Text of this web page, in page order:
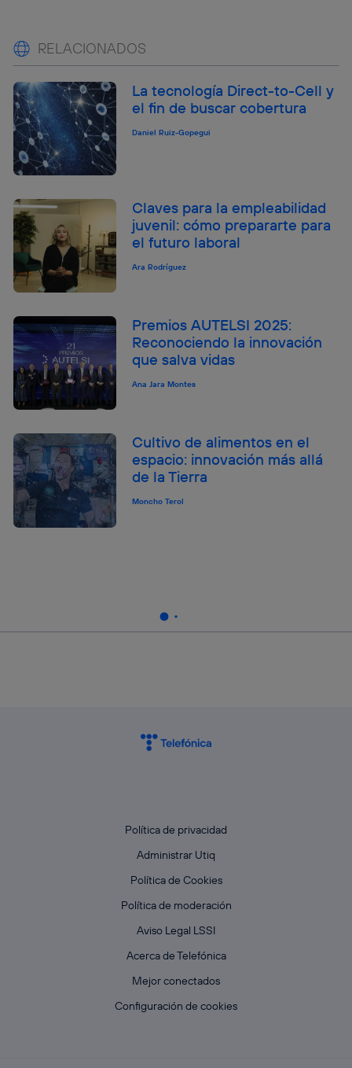
RELACIONADOS
La tecnología Direct-to-Cell y
el fin de buscar cobertura
Daniel Ruiz-Gopegui
Claves para la empleabilidad
juvenil: cómo prepararte para
el futuro laboral
Ara Rodríguez
Premios AUTELSI 2025:
Reconociendo la innovación
que salva vidas
Ana Jara Montes
Cultivo de alimentos en el
espacio: innovación más allá
de la Tierra
Moncho Terol
Política de privacidad
Administrar Utiq
Política de Cookies
Política de moderación
Aviso Legal LSSI
Acerca de Telefónica
Mejor conectados
Configuración de cookies